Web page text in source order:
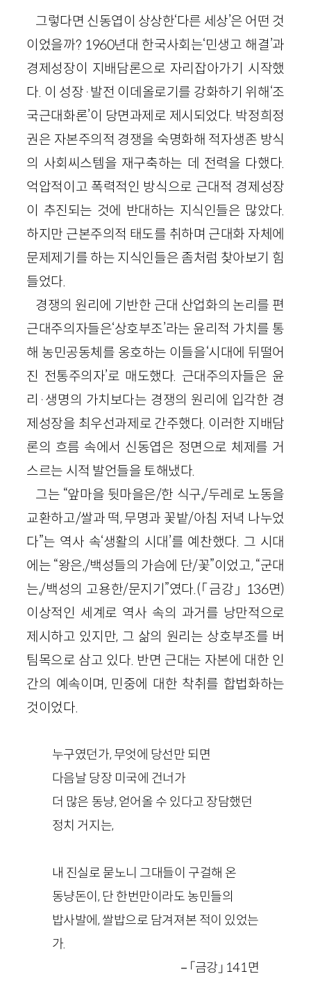
그렇다면 신동엽이 상상한‘다른 세상’은 어떤 것
이었을까? 1960년대 한국사회는‘민생고 해결’과
경제성장이 지배담론으로 자리잡아가기 시작했
다. 이 성장·발전 이데올로기를 강화하기 위해‘조
국근대화론’이 당면과제로 제시되었다. 박정희정
권은 자본주의적 경쟁을 숙명화해 적자생존 방식
의 사회씨스템을 재구축하는 데 전력을 다했다.
억압적이고 폭력적인 방식으로 근대적 경제성장
이 추진되는 것에 반대하는 지식인들은 많았다.
하지만 근본주의적 태도를 취하며 근대화 자체에
문제제기를 하는 지식인들은 좀처럼 찾아보기 힘
들었다.
경쟁의 원리에 기반한 근대 산업화의 논리를 편
근대주의자들은‘상호부조’라는 윤리적 가치를 통
해 농민공동체를 옹호하는 이들을‘시대에 뒤떨어
진 전통주의자’로 매도했다. 근대주의자들은 윤
리·생명의 가치보다는 경쟁의 원리에 입각한 경
제성장을 최우선과제로 간주했다. 이러한 지배담
론의 흐름 속에서 신동엽은 정면으로 체제를 거
스르는 시적 발언들을 토해냈다.
그는 “앞마을 뒷마을은/한 식구,/두레로 노동을
교환하고/쌀과 떡, 무명과 꽃밭/아침 저녁 나누었
다”는 역사 속‘생활의 시대’를 예찬했다. 그 시대
에는 “왕은,/백성들의 가슴에 단/꽃”이었고, “군대
는,/백성의 고용한/문지기”였다.(「금강」 136면)
이상적인 세계로 역사 속의 과거를 낭만적으로
제시하고 있지만, 그 삶의 원리는 상호부조를 버
팀목으로 삼고 있다. 반면 근대는 자본에 대한 인
간의 예속이며, 민중에 대한 착취를 합법화하는
것이었다.
누구였던가, 무엇에 당선만 되면
다음날 당장 미국에 건너가
더 많은 동냥, 얻어올 수 있다고 장담했던
정치 거지는,
내 진실로 묻노니 그대들이 구걸해 온
동냥돈이, 단 한번만이라도 농민들의
밥사발에, 쌀밥으로 담겨져본 적이 있었는
가.
－「금강」 141면